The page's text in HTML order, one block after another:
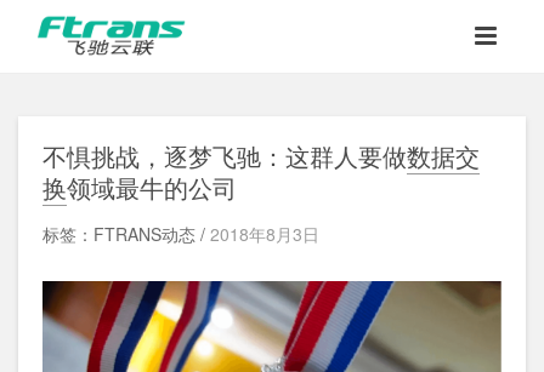
不惧挑战，逐梦飞驰：这群人要做数据交
换领域最牛的公司
标签：FTRANS动态 / 2018年8月3日